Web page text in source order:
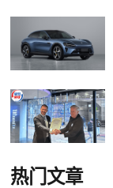
热门文章